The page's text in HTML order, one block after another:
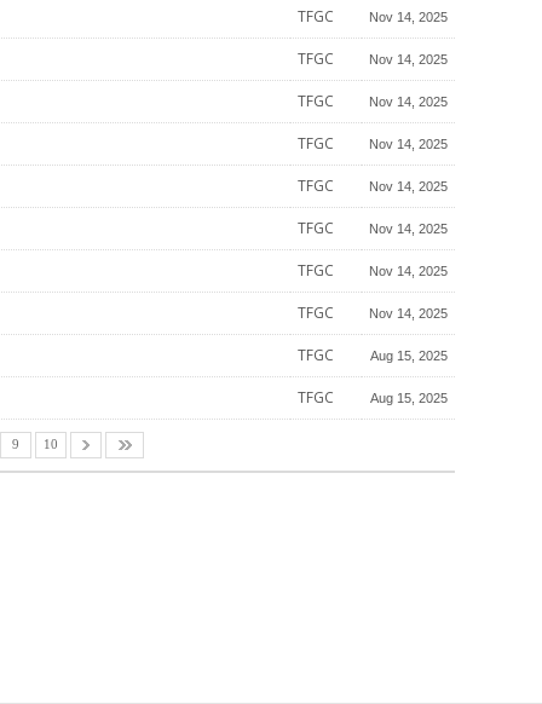
TFGC Nov 14, 2025
TFGC Nov 14, 2025
TFGC Nov 14, 2025
TFGC Nov 14, 2025
TFGC Nov 14, 2025
TFGC Nov 14, 2025
TFGC Nov 14, 2025
TFGC Nov 14, 2025
TFGC Aug 15, 2025
TFGC Aug 15, 2025
9 10